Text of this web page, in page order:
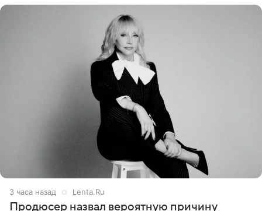
3 часа назад Lenta.Ru
Продюсер назвал вероятную причину